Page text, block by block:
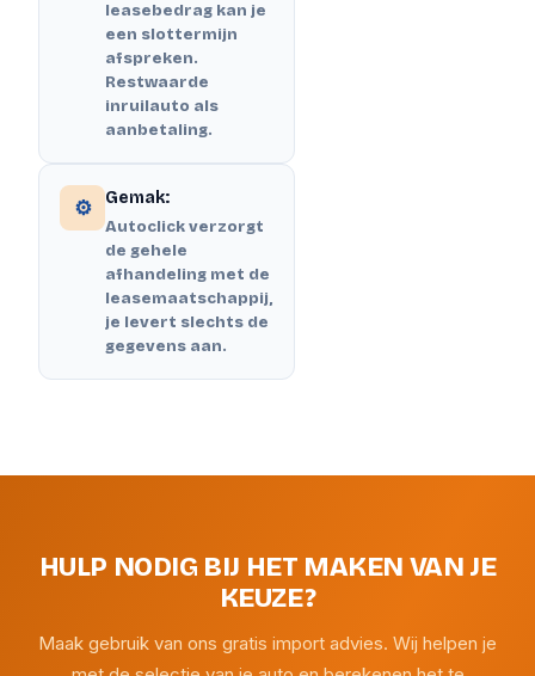
leasebedrag kan je
een slottermijn
afspreken.
Restwaarde
inruilauto als
aanbetaling.
⚙️ Gemak:
Autoclick verzorgt
de gehele
afhandeling met de
leasemaatschappij,
je levert slechts de
gegevens aan.
HULP NODIG BIJ HET MAKEN VAN JE
KEUZE?
Maak gebruik van ons gratis import advies. Wij helpen je